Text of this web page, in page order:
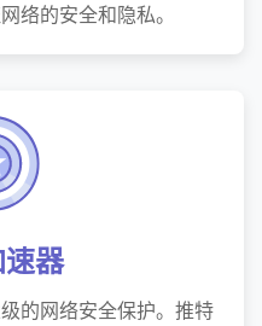
络的安全和隐私。
器
的网络安全保护。推特